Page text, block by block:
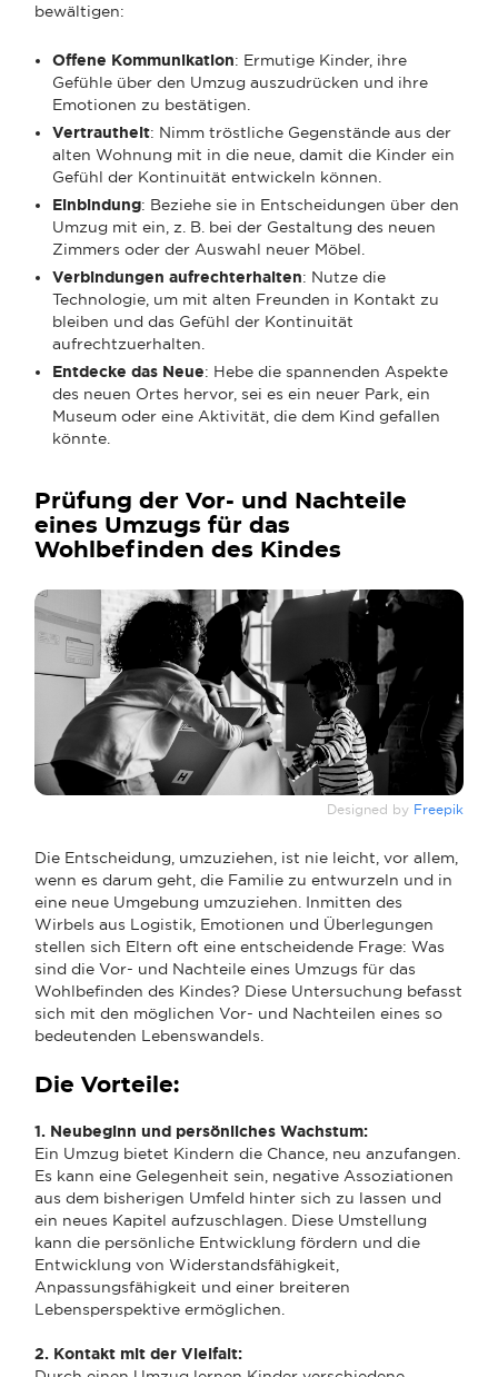
bewältigen:
Offene Kommunikation: Ermutige Kinder, ihre
Gefühle über den Umzug auszudrücken und ihre
Emotionen zu bestätigen.
Vertrautheit: Nimm tröstliche Gegenstände aus der
alten Wohnung mit in die neue, damit die Kinder ein
Gefühl der Kontinuität entwickeln können.
Einbindung: Beziehe sie in Entscheidungen über den
Umzug mit ein, z. B. bei der Gestaltung des neuen
Zimmers oder der Auswahl neuer Möbel.
Verbindungen aufrechterhalten: Nutze die
Technologie, um mit alten Freunden in Kontakt zu
bleiben und das Gefühl der Kontinuität
aufrechtzuerhalten.
Entdecke das Neue: Hebe die spannenden Aspekte
des neuen Ortes hervor, sei es ein neuer Park, ein
Museum oder eine Aktivität, die dem Kind gefallen
könnte.
Prüfung der Vor- und Nachteile
eines Umzugs für das
Wohlbefinden des Kindes
Designed by Freepik
Die Entscheidung, umzuziehen, ist nie leicht, vor allem,
wenn es darum geht, die Familie zu entwurzeln und in
eine neue Umgebung umzuziehen. Inmitten des
Wirbels aus Logistik, Emotionen und Überlegungen
stellen sich Eltern oft eine entscheidende Frage: Was
sind die Vor- und Nachteile eines Umzugs für das
Wohlbefinden des Kindes? Diese Untersuchung befasst
sich mit den möglichen Vor- und Nachteilen eines so
bedeutenden Lebenswandels.
Die Vorteile:
1. Neubeginn und persönliches Wachstum:
Ein Umzug bietet Kindern die Chance, neu anzufangen.
Es kann eine Gelegenheit sein, negative Assoziationen
aus dem bisherigen Umfeld hinter sich zu lassen und
ein neues Kapitel aufzuschlagen. Diese Umstellung
kann die persönliche Entwicklung fördern und die
Entwicklung von Widerstandsfähigkeit,
Anpassungsfähigkeit und einer breiteren
Lebensperspektive ermöglichen.
2. Kontakt mit der Vielfalt: